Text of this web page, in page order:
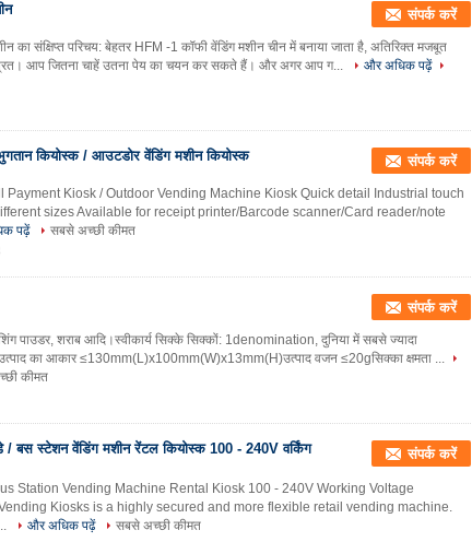
संपर्क करें
का संक्षिप्त परिचय: बेहतर HFM -1 कॉफी वेंडिंग मशीन चीन में बनाया जाता है, अतिरिक्त मजबूत
आप जितना चाहें उतना पेय का चयन कर सकते हैं। और अगर आप ग...
और अधिक पढ़ें
कियोस्क / आउटडोर वेंडिंग मशीन कियोस्क संपर्क करें
Payment Kiosk / Outdoor Vending Machine Kiosk Quick detail Industrial touch
sizes Available for receipt printer/Barcode scanner/Card reader/note
पढ़ें
सबसे अच्छी कीमत
संपर्क करें
पाउडर, शराब आदि।स्वीकार्य सिक्के सिक्कों: 1denomination, दुनिया में सबसे ज्यादा
का आकार ≤130mm(L)x100mm(W)x13mm(H)उत्पाद वजन ≤20gसिक्का क्षमता ...
कीमत
/ बस स्टेशन वेंडिंग मशीन रेंटल कियोस्क 100 - 240V वर्किंग
संपर्क करें
Station Vending Machine Rental Kiosk 100 - 240V Working Voltage
Kiosks is a highly secured and more flexible retail vending machine.
और अधिक पढ़ें
सबसे अच्छी कीमत